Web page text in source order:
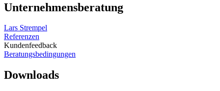
Unternehmensberatung
Lars Strempel
Referenzen
Kundenfeedback
Beratungsbedingungen
Downloads